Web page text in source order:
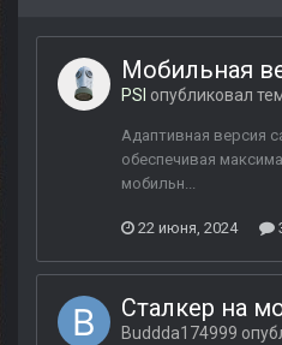
Мобильная
PSI опубликовал
Адаптивная версия
обеспечивая
мобильн...
22 июня, 2024
Сталкер на
Buddda174999